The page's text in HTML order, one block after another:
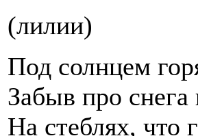
(лилии)
Под солнцем
Забыв про снега
На стеблях, что